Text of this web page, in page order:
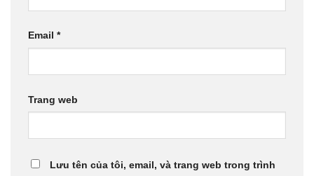
Email *
Trang web
Lưu tên của tôi, email, và trang web trong trình